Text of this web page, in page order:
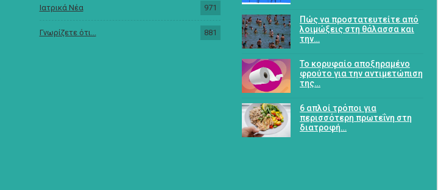
Ιατρικά Νέα 971
Γνωρίζετε ότι... 881
Πώς να προστατευτείτε από
λοιμώξεις στη θάλασσα και
την…
Το κορυφαίο αποξηραμένο
φρούτο για την αντιμετώπιση
της…
6 απλοί τρόποι για
περισσότερη πρωτεΐνη στη
διατροφή…